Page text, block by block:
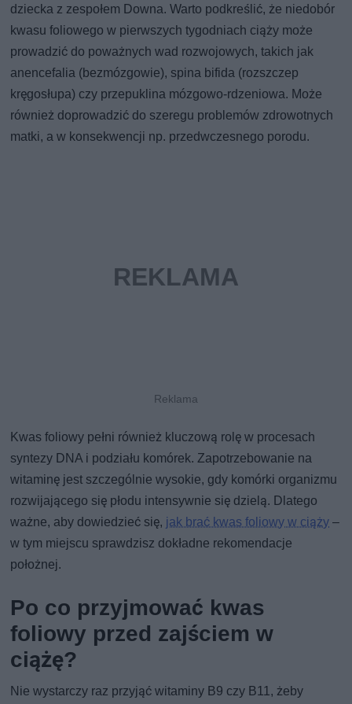
dziecka z zespołem Downa. Warto podkreślić, że niedobór
kwasu foliowego w pierwszych tygodniach ciąży może
prowadzić do poważnych wad rozwojowych, takich jak
anencefalia (bezmózgowie), spina bifida (rozszczep
kręgosłupa) czy przepuklina mózgowo-rdzeniowa. Może
również doprowadzić do szeregu problemów zdrowotnych
matki, a w konsekwencji np. przedwczesnego porodu.
Kwas foliowy pełni również kluczową rolę w procesach
syntezy DNA i podziału komórek. Zapotrzebowanie na
witaminę jest szczególnie wysokie, gdy komórki organizmu
rozwijającego się płodu intensywnie się dzielą. Dlatego
ważne, aby dowiedzieć się, jak brać kwas foliowy w ciąży –
w tym miejscu sprawdzisz dokładne rekomendacje
położnej.
Po co przyjmować kwas
foliowy przed zajściem w
ciążę?
Nie wystarczy raz przyjąć witaminy B9 czy B11, żeby